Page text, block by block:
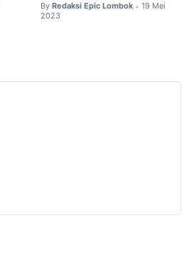
By Redaksi Epic Lombok • 19 Mei
2023